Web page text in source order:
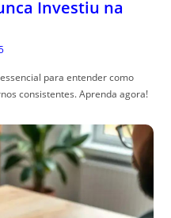
Investiu na
para entender como
consistentes. Aprenda agora!